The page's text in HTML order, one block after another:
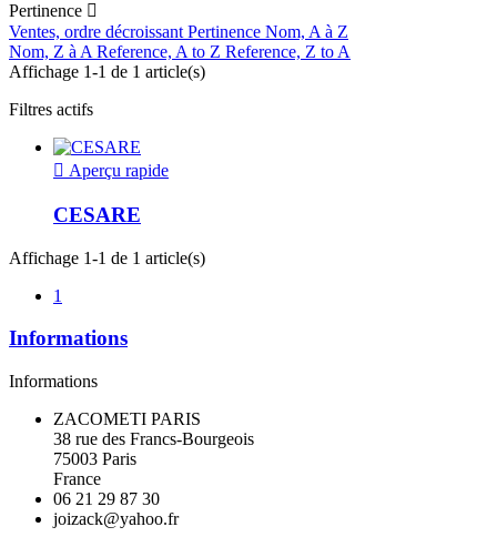
Pertinence 
Ventes, ordre décroissant Pertinence Nom, A à Z
Nom, Z à A Reference, A to Z Reference, Z to A
Affichage 1-1 de 1 article(s)
Filtres actifs
 Aperçu rapide
CESARE
Affichage 1-1 de 1 article(s)
1
Informations
Informations
ZACOMETI PARIS
38 rue des Francs-Bourgeois
75003 Paris
France
06 21 29 87 30
joizack@yahoo.fr